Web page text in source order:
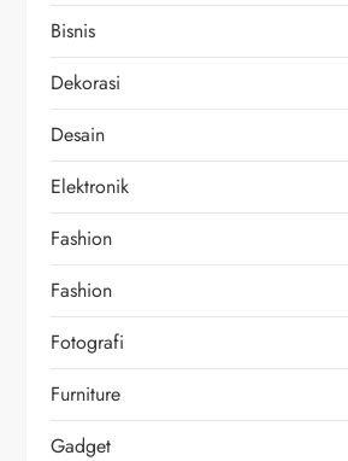
Bisnis
Dekorasi
Desain
Elektronik
Fashion
Fashion
Fotografi
Furniture
Gadget